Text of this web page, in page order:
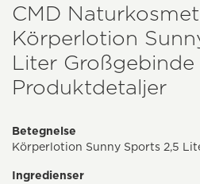
CMD
Körperlotion
Liter Großgebinde
Produktdetaljer
Betegnelse
Körperlotion Sunny Sports 2,5
Ingredienser